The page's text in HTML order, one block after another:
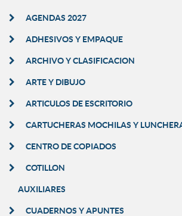
AGENDAS 2027
ADHESIVOS Y EMPAQUE
ARCHIVO Y CLASIFICACION
ARTE Y DIBUJO
ARTICULOS DE ESCRITORIO
CARTUCHERAS MOCHILAS Y
CENTRO DE COPIADOS
COTILLON
AUXILIARES
CUADERNOS Y APUNTES